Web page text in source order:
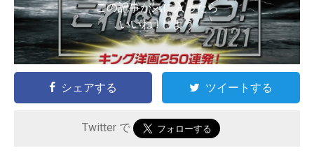
この記事が気に入ったら
いいね ! しよう
シェアする ツイートする
Twitter で